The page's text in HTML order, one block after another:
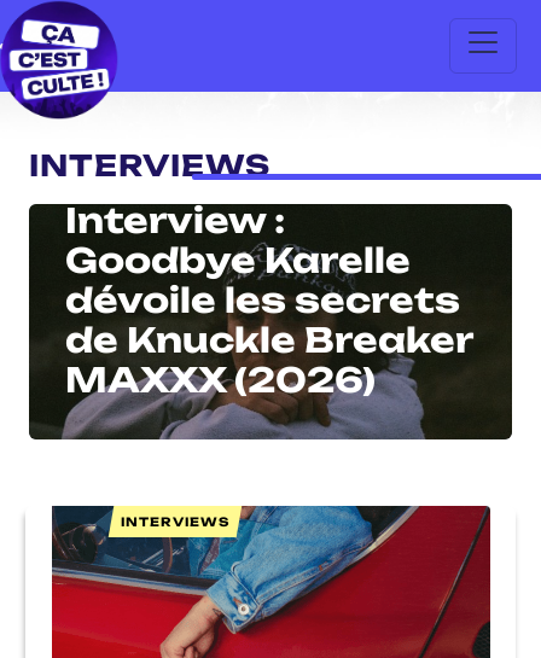
INTERVIEWS
INTERVIEWS
Interview :
Goodbye Karelle
dévoile les secrets
de Knuckle Breaker
MAXXX (2026)
INTERVIEWS